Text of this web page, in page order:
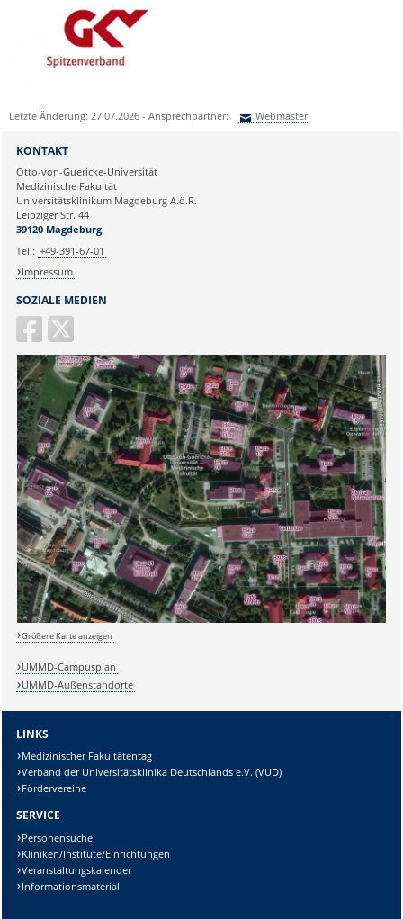
Letzte Änderung: 27.07.2026 - Ansprechpartner: Webmaster
Sie können eine Nachricht versenden an:
Ihre E-Mailadresse:
Ihr Anliegen:
Sicherheitsabfrage:
SOZIALE MEDIEN
KONTAKT
Otto-von-Guericke-Universität
Medizinische Fakultät
Universitätsklinikum Magdeburg A.ö.R.
Leipziger Str. 44
39120 Magdeburg
Tel.: +49-391-67-01
Impressum
Größere Karte anzeigen
UMMD-Campusplan
UMMD-Außenstandorte
LINKS
Medizinischer Fakultätentag
Verband der Universitätsklinika Deutschlands e.V. (VUD)
Fördervereine
SERVICE
Personensuche
Kliniken/Institute/Einrichtungen
Veranstaltungskalender
Informationsmaterial